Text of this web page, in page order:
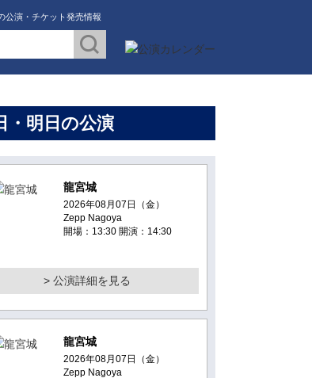
公演・チケット発売情報
・明日の公演
龍宮城
2026年08月07日（金）
Zepp Nagoya
開場：13:30 開演：14:30
> 公演詳細を見る
龍宮城
2026年08月07日（金）
Zepp Nagoya